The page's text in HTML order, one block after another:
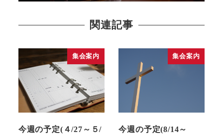
関連記事
集会案内
今週の予定(４/27～５/
集会案内
今週の予定(8/14～